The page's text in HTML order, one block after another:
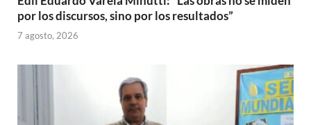
por los discursos, sino por los resultados”
7 agosto, 2026